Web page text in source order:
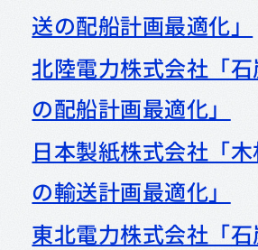
送の配船計画最適化」
北陸電力株式会社「
の配船計画最適化」
日本製紙株式会社「
の輸送計画最適化」
東北電力株式会社「